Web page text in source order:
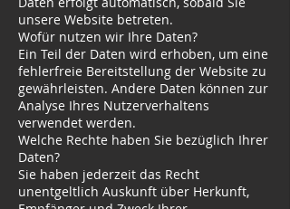
unsere Website betreten.
Wofür nutzen wir Ihre Daten?
Ein Teil der Daten wird erhoben, um eine
fehlerfreie Bereitstellung der Website zu
gewährleisten. Andere Daten können zur
Analyse Ihres Nutzerverhaltens
verwendet werden.
Welche Rechte haben Sie bezüglich Ihrer
Daten?
Sie haben jederzeit das Recht
unentgeltlich Auskunft über Herkunft,